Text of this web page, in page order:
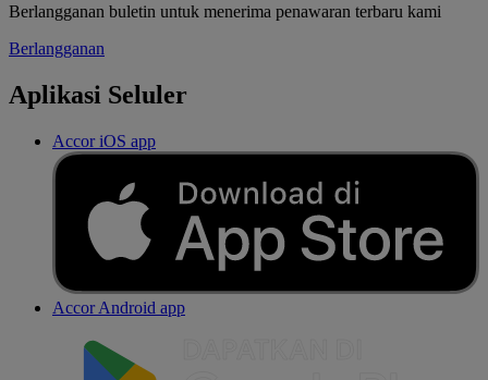
Berlangganan buletin untuk menerima penawaran terbaru kami
Berlangganan
Aplikasi Seluler
Accor iOS app
Accor Android app